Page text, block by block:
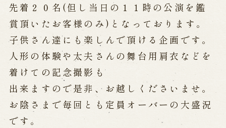
出張公演
海外旅行客向け特別公演「くにうみ」
歴史
淡路島と国生み神話
淡路人形浄瑠璃の歴史
先着２０名(但し当日の１１時の公演を鑑
賞頂いたお客様のみ)となっております。
子供さん達にも楽しんで頂ける企画です。
人形の体験や太夫さんの舞台用肩衣などを
着けての記念撮影も
出来ますので是非、お越しくださいませ。
お陰さまで毎回とも定員オーバーの大盛況
です。